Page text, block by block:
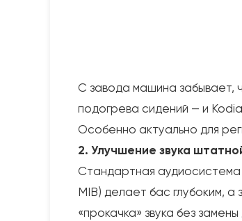
С завода машина забывает,
подогрева сидений — и
Особенно актуально для
2. Улучшение звука
Стандартная аудиосистема
MIB) делает бас глубоким,
«прокачка» звука без